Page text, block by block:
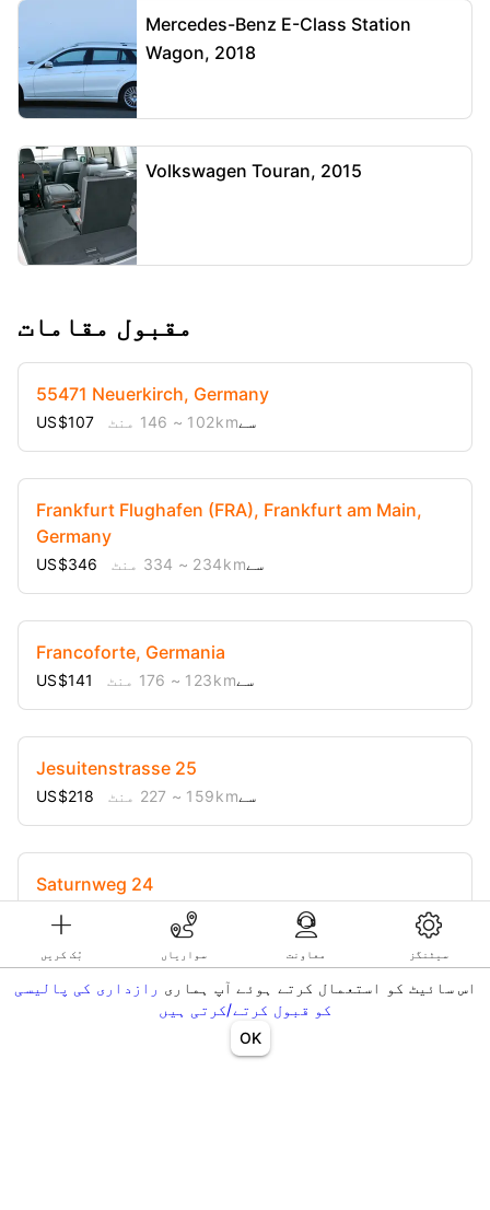
بُک کریں سواریاں معاونت سیٹنگز
اس سائیٹ کو استعمال کرتے ہوئے آپ ہماری رازداری کی پالیسی
کو قبول کرتے/کرتی ہیں
OK
Mercedes-Benz E-Class Station
Wagon, 2018
Volkswagen Touran, 2015
مقبول مقامات
55471 Neuerkirch, Germany
US$107 سے102 km ~ 146 منٹ
Frankfurt Flughafen (FRA), Frankfurt am Main,
Germany
US$346 سے234 km ~ 334 منٹ
Francoforte, Germania
US$141 سے123 km ~ 176 منٹ
Jesuitenstrasse 25
US$218 سے159 km ~ 227 منٹ
Saturnweg 24
67 km